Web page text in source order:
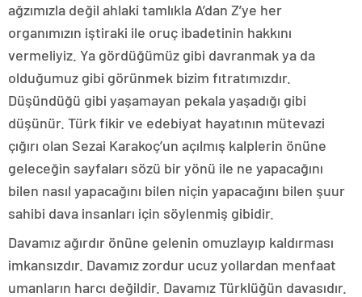
ağzımızla değil ahlaki tamlıkla A’dan Z’ye her
organımızın iştiraki ile oruç ibadetinin hakkını
vermeliyiz. Ya gördüğümüz gibi davranmak ya da
olduğumuz gibi görünmek bizim fıtratımızdır.
Düşündüğü gibi yaşamayan pekala yaşadığı gibi
düşünür. Türk fikir ve edebiyat hayatının mütevazi
çığırı olan Sezai Karakoç’un açılmış kalplerin önüne
geleceğin sayfaları sözü bir yönü ile ne yapacağını
bilen nasıl yapacağını bilen niçin yapacağını bilen şuur
sahibi dava insanları için söylenmiş gibidir.
Davamız ağırdır önüne gelenin omuzlayıp kaldırması
imkansızdır. Davamız zordur ucuz yollardan menfaat
umanların harcı değildir. Davamız Türklüğün davasıdır.